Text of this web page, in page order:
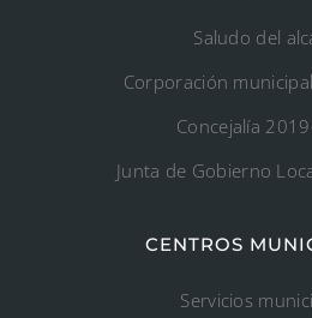
Saludo del
Corporación
Concejalía
Junta de Gobierno
CENTROS
Servicios